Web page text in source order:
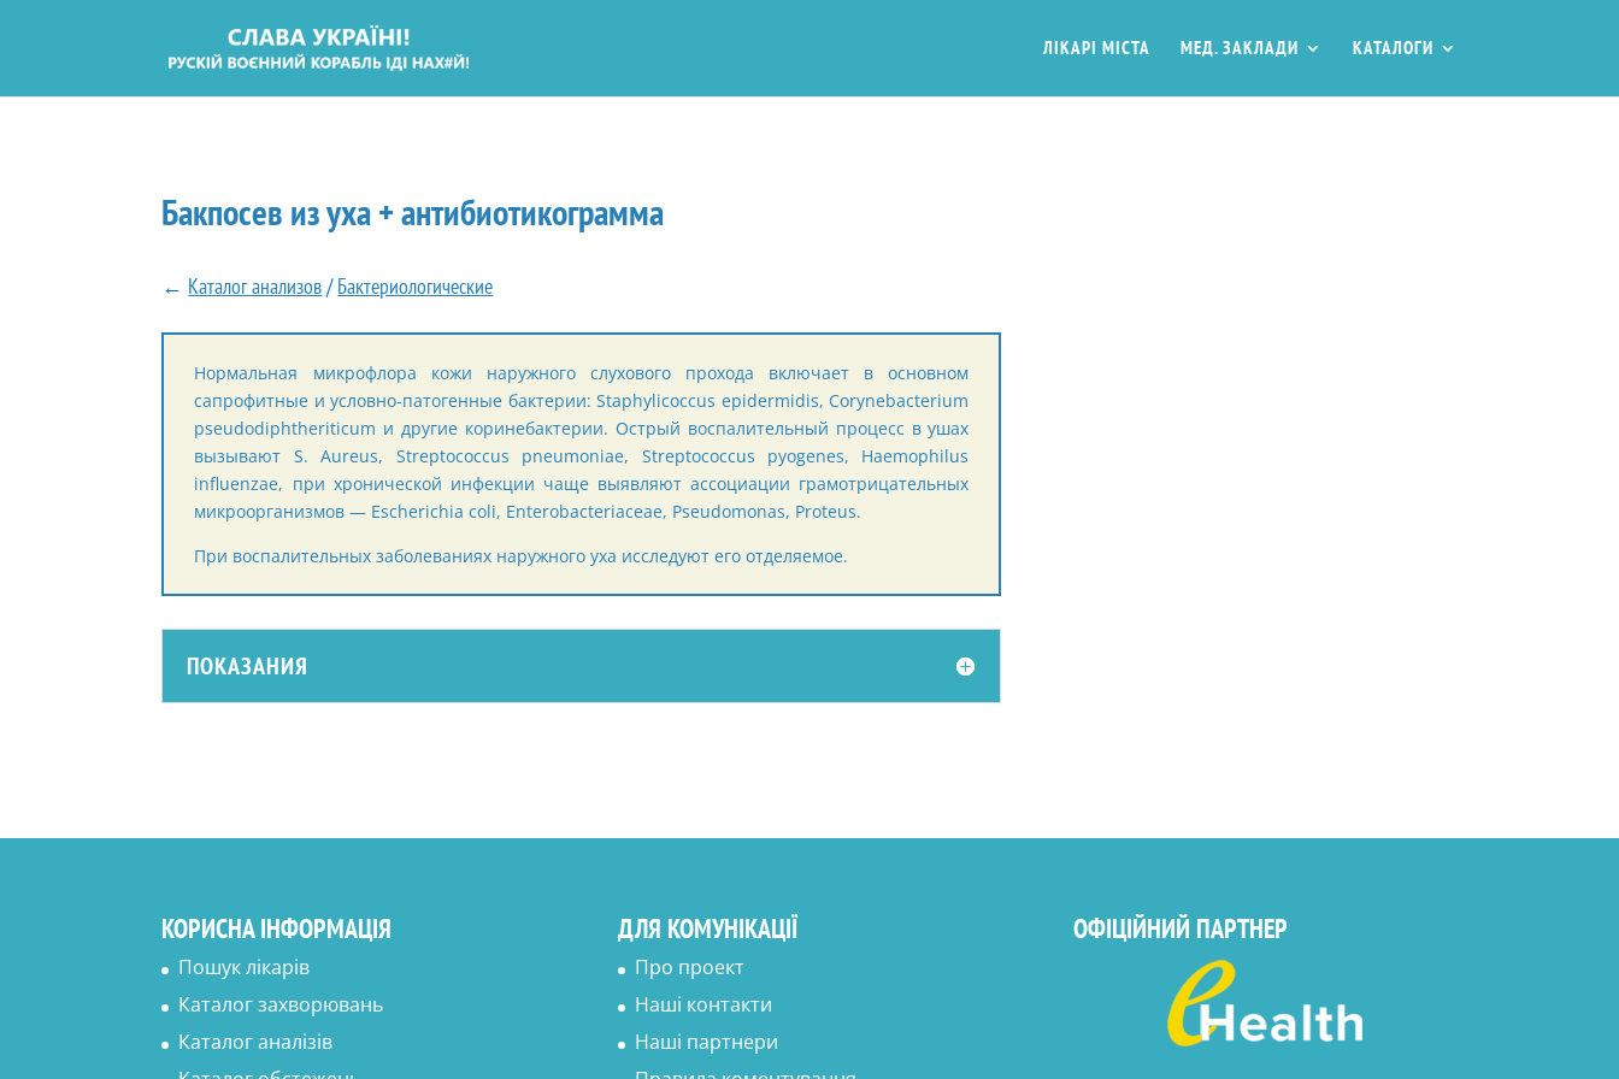
ЛІКАРІ МІСТА МЕД. ЗАКЛАДИ КАТАЛОГИ
Бакпосев из уха + антибиотикограмма
← Каталог анализов/Бактериологические
Нормальная микрофлора кожи наружного слухового прохода включает в основном
сапрофитные и условно-патогенные бактерии: Staphylicoccus epidermidis, Corynebacterium
pseudodiphtheriticum и другие коринебактерии. Острый воспалительный процесс в ушах
вызывают S. Aureus, Streptococcus pneumoniae, Streptococcus pyogenes, Haemophilus
influenzae, при хронической инфекции чаще выявляют ассоциации грамотрицательных
микроорганизмов — Escherichia coli, Enterobacteriaceae, Pseudomonas, Proteus.
При воспалительных заболеваниях наружного уха исследуют его отделяемое.
ПОКАЗАНИЯ
КОРИСНА ІНФОРМАЦІЯ
Пошук лікарів
Каталог захворювань
Каталог аналізів
ДЛЯ КОМУНІКАЦІЇ
Про проект
Наші контакти
Наші партнери
ОФІЦІЙНИЙ ПАРТНЕР